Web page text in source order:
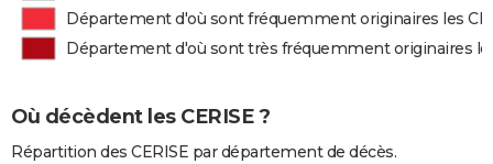
Département d'où sont fréquemment originaires les
Département d'où sont très fréquemment originaires
Où décèdent les CERISE ?
Répartition des CERISE par département de décès.